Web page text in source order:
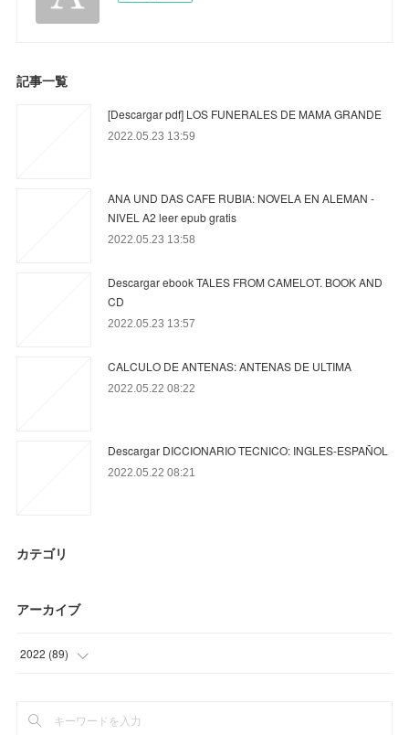
記事一覧
[Descargar pdf] LOS FUNERALES DE MAMA GRANDE
2022.05.23 13:59
ANA UND DAS CAFE RUBIA: NOVELA EN ALEMAN -
NIVEL A2 leer epub gratis
2022.05.23 13:58
Descargar ebook TALES FROM CAMELOT. BOOK AND
CD
2022.05.23 13:57
CALCULO DE ANTENAS: ANTENAS DE ULTIMA
2022.05.22 08:22
Descargar DICCIONARIO TECNICO: INGLES-ESPAÑOL
2022.05.22 08:21
カテゴリ
アーカイブ
2022 (89)
(